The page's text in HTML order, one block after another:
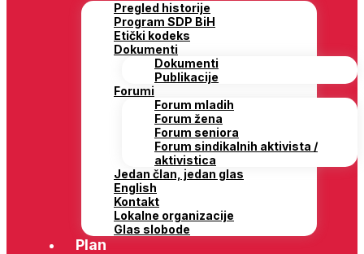
Pregled historije
Program SDP BiH
Etički kodeks
Dokumenti
Dokumenti
Publikacije
Forumi
Forum mladih
Forum žena
Forum seniora
Forum sindikalnih aktivista /
aktivistica
Jedan član, jedan glas
English
Kontakt
Lokalne organizacije
Glas slobode
Plan